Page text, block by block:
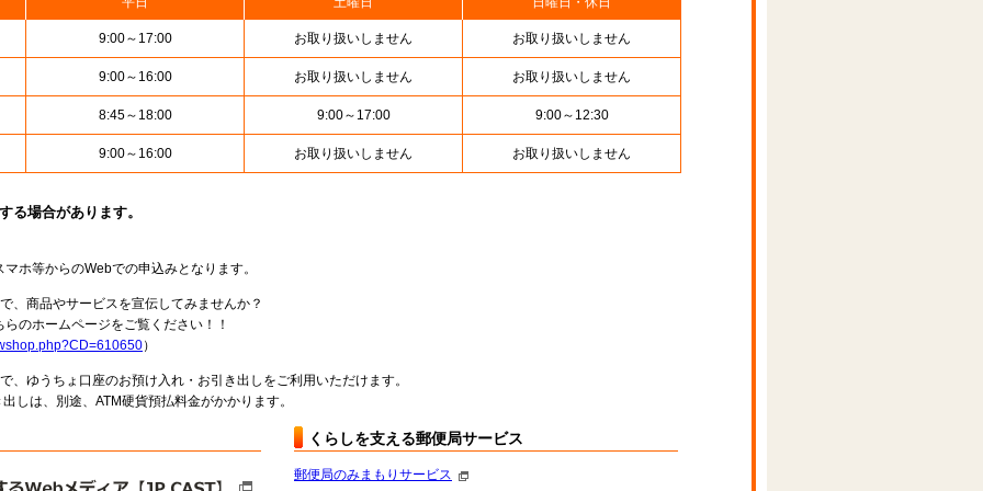
9:00～17:00 お取り扱いしません お取り扱いしません
9:00～16:00 お取り扱いしません お取り扱いしません
8:45～18:00 9:00～17:00 9:00～12:30
9:00～16:00 お取り扱いしません お取り扱いしません
る場合があります。
ホ等からのWebでの申込みとなります。
、商品やサービスを宣伝してみませんか？
のホームページをご覧ください！！
）
、ゆうちょ口座のお預け入れ・お引き出しをご利用いただけます。
しは、別途、ATM硬貨預払料金がかかります。
くらしを支える郵便局サービス
郵便局のみまもりサービス